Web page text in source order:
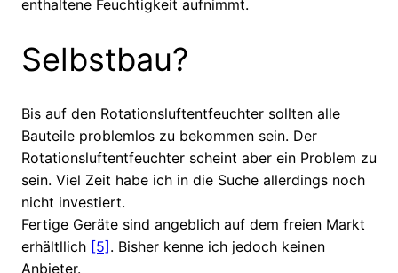
enthaltene Feuchtigkeit aufnimmt.
Selbstbau?
Bis auf den Rotationsluftentfeuchter sollten alle
Bauteile problemlos zu bekommen sein. Der
Rotationsluftentfeuchter scheint aber ein Problem zu
sein. Viel Zeit habe ich in die Suche allerdings noch
nicht investiert.
Fertige Geräte sind angeblich auf dem freien Markt
erhältllich [5] . Bisher kenne ich jedoch keinen
Anbieter.